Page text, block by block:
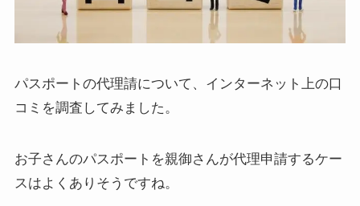
パスポートの代理請について、インターネット上の口
コミを調査してみました。
お子さんのパスポートを親御さんが代理申請するケー
スはよくありそうですね。